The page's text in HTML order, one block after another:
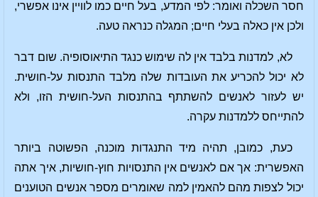
חסר השכלה ואומר: לפי המדע, בעל חיים כמו לוויין אינו אפשרי,
ולכן אין כאלה בעלי חיים; המגלה כנראה טעה.
לא, למדנות בלבד אין לה שימוש כנגד התיאוסופיה. שום דבר
לא יכול להכריע את העובדות שלה מלבד התנסות על-חושית.
יש לעזור לאנשים להשתתף בהתנסות העל-חושית הזו, ולא
להתייחס ללמדנות עקרה.
כעת, כמובן, תהיה מיד התנגדות מוכנה, הפשוטה ביותר
האפשרית: אך אם לאנשים אין התנסויות חוץ-חושיות, איך אתה
יכול לצפות מהם להאמין למה שאומרים מספר אנשים הטוענים